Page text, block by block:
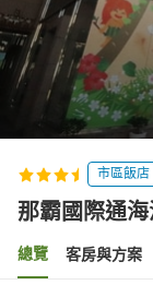
市區飯店
那霸國際通
總覽 客房與方案